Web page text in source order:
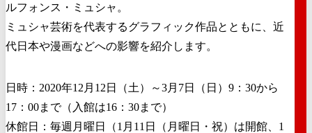
ルフォンス・ミュシャ。
ミュシャ芸術を代表するグラフィック作品とともに、近
代日本や漫画などへの影響を紹介します。
日時：2020年12月12日（土）～3月7日（日）9：30から
17：00まで（入館は16：30まで）
休館日：毎週月曜日（1月11日（月曜日・祝）は開館、1